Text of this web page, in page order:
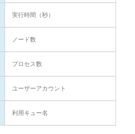
実行時間（秒）
ノード数
プロセス数
ユーザーアカウント
利用キュー名